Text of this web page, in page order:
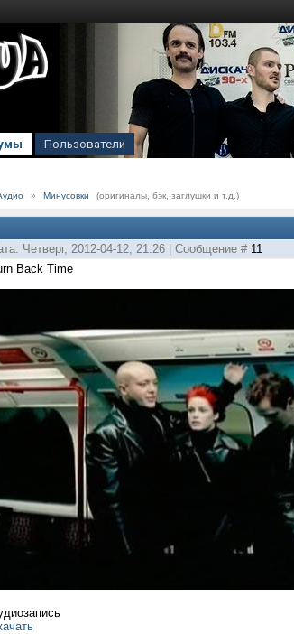
Пользователи
» Минусовки (оригиналы, бэк, заглушки и т.д.)
Четверг, 2012-04-12, 21:26 | Сообщение # 11
Back Time